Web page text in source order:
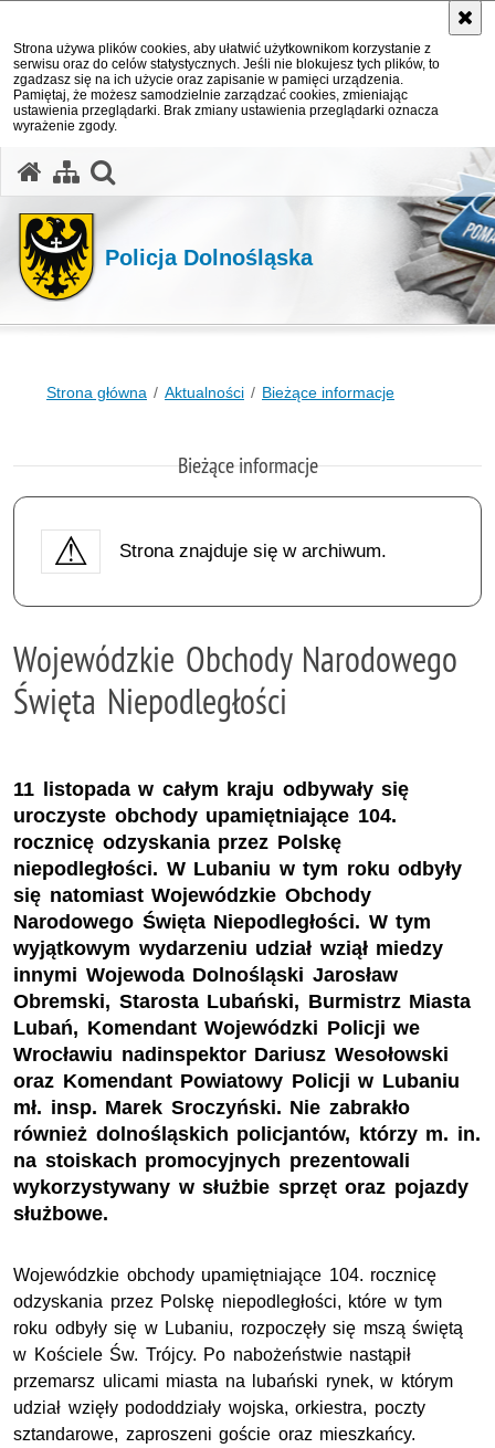
Strona używa plików cookies, aby ułatwić użytkownikom korzystanie z
serwisu oraz do celów statystycznych. Jeśli nie blokujesz tych plików, to
zgadzasz się na ich użycie oraz zapisanie w pamięci urządzenia.
Pamiętaj, że możesz samodzielnie zarządzać cookies, zmieniając
ustawienia przeglądarki. Brak zmiany ustawienia przeglądarki oznacza
wyrażenie zgody.
Policja Dolnośląska
Strona główna Aktualności Bieżące informacje
Bieżące informacje
Strona znajduje się w archiwum.
Wojewódzkie Obchody Narodowego
Święta Niepodległości
11 listopada w całym kraju odbywały się
uroczyste obchody upamiętniające 104.
rocznicę odzyskania przez Polskę
niepodległości. W Lubaniu w tym roku odbyły
się natomiast Wojewódzkie Obchody
Narodowego Święta Niepodległości. W tym
wyjątkowym wydarzeniu udział wziął miedzy
innymi Wojewoda Dolnośląski Jarosław
Obremski, Starosta Lubański, Burmistrz Miasta
Lubań, Komendant Wojewódzki Policji we
Wrocławiu nadinspektor Dariusz Wesołowski
oraz Komendant Powiatowy Policji w Lubaniu
mł. insp. Marek Sroczyński. Nie zabrakło
również dolnośląskich policjantów, którzy m. in.
na stoiskach promocyjnych prezentowali
wykorzystywany w służbie sprzęt oraz pojazdy
służbowe.
Wojewódzkie obchody upamiętniające 104. rocznicę
odzyskania przez Polskę niepodległości, które w tym
roku odbyły się w Lubaniu, rozpoczęły się mszą świętą
w Kościele Św. Trójcy. Po nabożeństwie nastąpił
przemarsz ulicami miasta na lubański rynek, w którym
udział wzięły pododdziały wojska, orkiestra, poczty
sztandarowe, zaproszeni goście oraz mieszkańcy.